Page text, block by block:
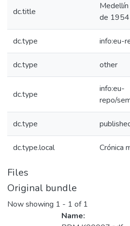
dc.title
de 1954
dc.type info:eu-
dc.type other
dc.type
info:eu-
repo/
dc.type
dc.type.local Crónica
Files
Original bundle
Now showing 1 - 1 of 1
Name: